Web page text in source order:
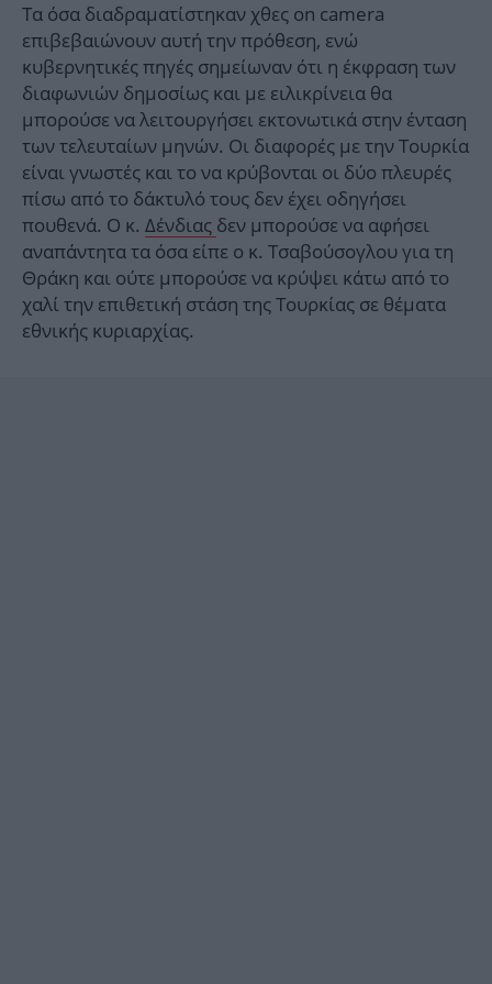
Τα όσα διαδραματίστηκαν χθες on camera
επιβεβαιώνουν αυτή την πρόθεση, ενώ
κυβερνητικές πηγές σημείωναν ότι η έκφραση των
διαφωνιών δημοσίως και με ειλικρίνεια θα
μπορούσε να λειτουργήσει εκτονωτικά στην ένταση
των τελευταίων μηνών. Οι διαφορές με την Τουρκία
είναι γνωστές και το να κρύβονται οι δύο πλευρές
πίσω από το δάκτυλό τους δεν έχει οδηγήσει
πουθενά. Ο κ. Δένδιας δεν μπορούσε να αφήσει
αναπάντητα τα όσα είπε ο κ. Τσαβούσογλου για τη
Θράκη και ούτε μπορούσε να κρύψει κάτω από το
χαλί την επιθετική στάση της Τουρκίας σε θέματα
εθνικής κυριαρχίας.